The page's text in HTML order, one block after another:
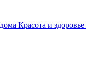
Красота и здоровье